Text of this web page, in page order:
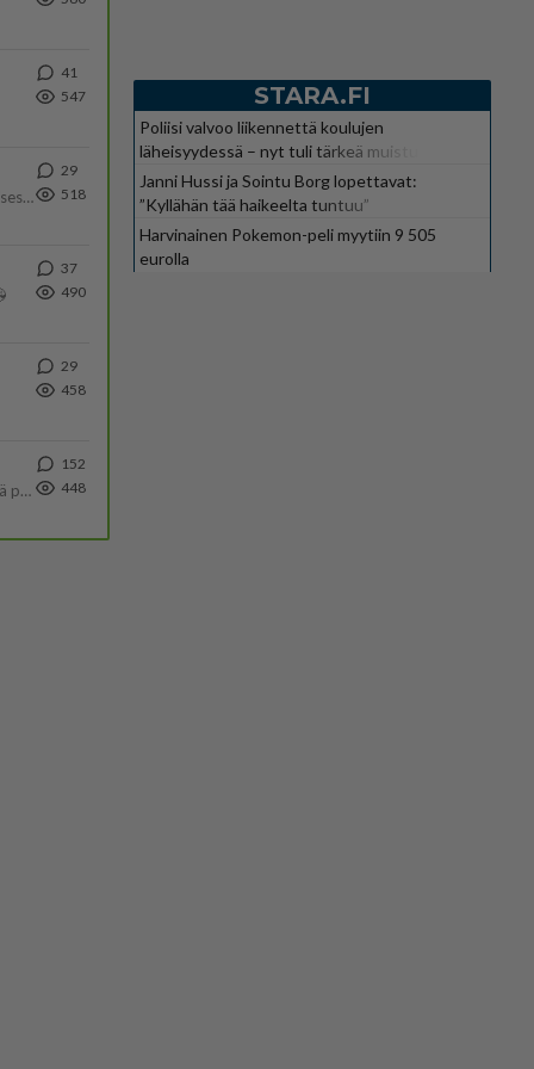
41
547
Yhtä paljon, kuin minä sinusta? Haaveissa ollaan kahdestaan, rauhassa ja lähennytään fyysisesti ja tutustutaan syvemmin
29
518
37
490
29
458
Tulevat tänne palstalle haukkumaan miehiä ja naljailemaan miehelle, kehuvat olevansa heitä parempia. Itse asuvat MIEHE
152
448
STARA.FI
Poliisi valvoo liikennettä koulujen
läheisyydessä – nyt tuli tärkeä muistutus
Janni Hussi ja Sointu Borg lopettavat:
”Kyllähän tää haikeelta tuntuu”
Harvinainen Pokemon-peli myytiin 9 505
eurolla